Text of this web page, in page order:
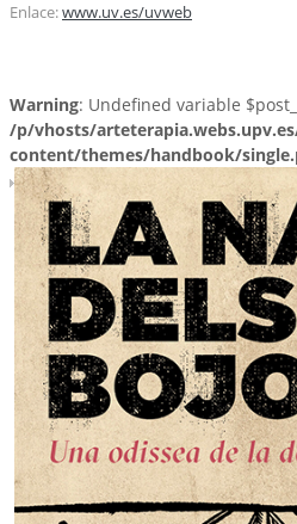
Enlace:www.uv.es/uvweb
Warning: Undefined variable
/p/vhosts/
content/themes/handbook/